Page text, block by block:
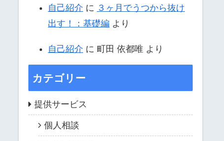
自己紹介 に ３ヶ月でうつから抜け
出す！：基礎編 より
自己紹介 に 町田 依都唯 より
カテゴリー
提供サービス
個人相談